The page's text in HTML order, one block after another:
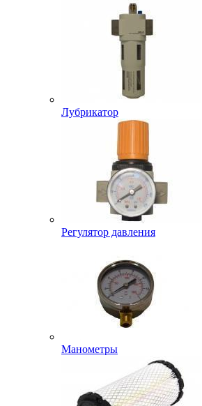
Лубрикатор
Регулятор давления
Манометры